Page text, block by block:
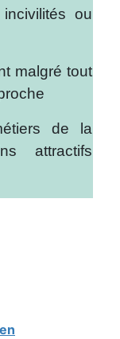
ou
malgré tout
de la
attractifs